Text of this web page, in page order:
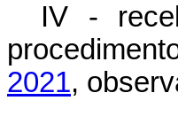
IV -
2021,